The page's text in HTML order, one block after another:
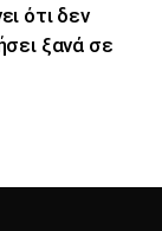
ότι δεν
ξανά σε